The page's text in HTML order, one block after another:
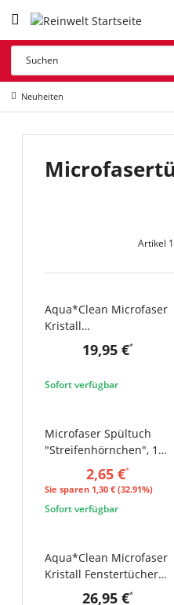
Neuheiten
Artikel
Aqua*Clean Microfaser
Kristall
Reinigungstücher
"Black Edition", 6er Set
19,95 €*
Sofort verfügbar
SALE 33%
Microfaser Spültuch
"Streifenhörnchen", 1
2,65 €*
Sie sparen 1,30 € (32.91%)
Sofort verfügbar
Aqua*Clean Microfaser
Kristall Fenstertücher
"Black Edition", 6er Set
26,95 €*